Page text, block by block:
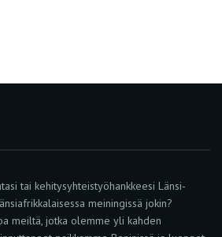
tai kehitysyhteistyöhankkeesi Länsi-
meiningissä jokin?
meiltä, jotka olemme yli kahden